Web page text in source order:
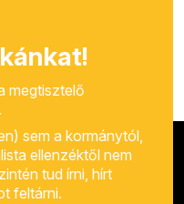
megtisztelő
sem a kormánytól,
ellenzéktől nem
tud írni, hírt
feltárni.